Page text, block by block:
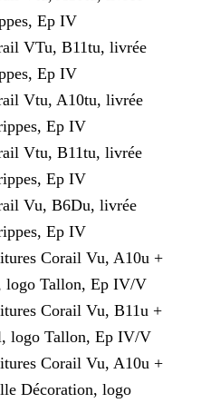
Ep IV
VTu, B11tu, livrée
Ep IV
Vtu, A10tu, livrée
Ep IV
Vtu, B11tu, livrée
Ep IV
Vu, B6Du, livrée
Ep IV
Corail Vu, A10u +
logo Tallon, Ep IV/V
Corail Vu, B11u +
logo Tallon, Ep IV/V
Corail Vu, A10u +
Décoration, logo